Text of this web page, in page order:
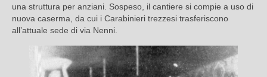
una struttura per anziani. Sospeso, il cantiere si compie a uso di
nuova caserma, da cui i Carabinieri trezzesi trasferiscono
all’attuale sede di via Nenni.